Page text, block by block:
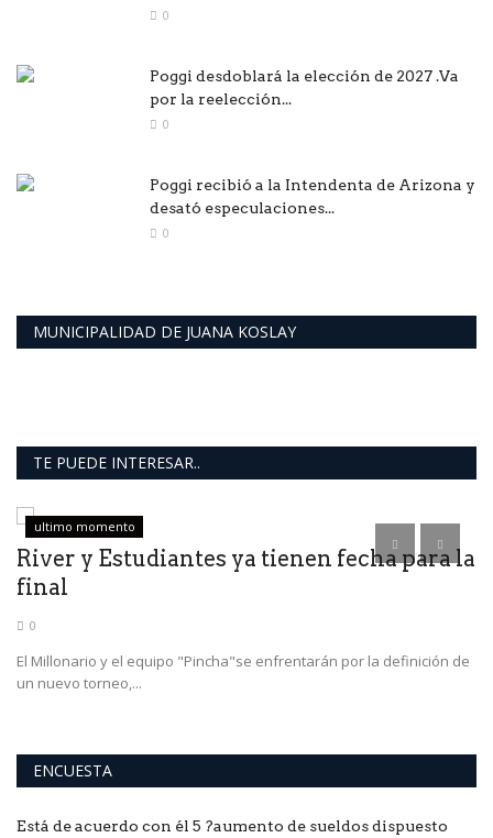
0
Poggi desdoblará la elección de 2027 .Va
por la reelección...
0
Poggi recibió a la Intendenta de Arizona y
desató especulaciones...
0
MUNICIPALIDAD DE JUANA KOSLAY
TE PUEDE INTERESAR..
ultimo momento
River y Estudiantes ya tienen fecha para la
final
0
El Millonario y el equipo "Pincha"se enfrentarán por la definición de
un nuevo torneo,...
ENCUESTA
Está de acuerdo con él 5 ?aumento de sueldos dispuesto